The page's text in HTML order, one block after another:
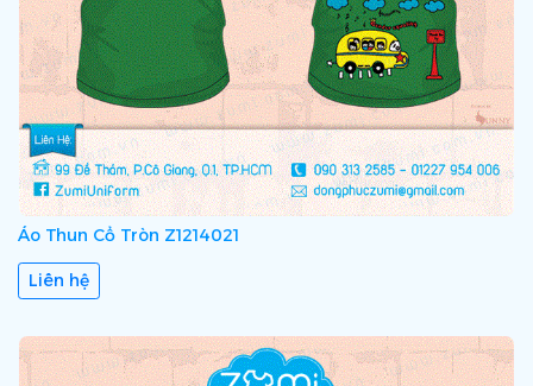
Áo Thun Cổ Tròn Z1214021
Liên hệ